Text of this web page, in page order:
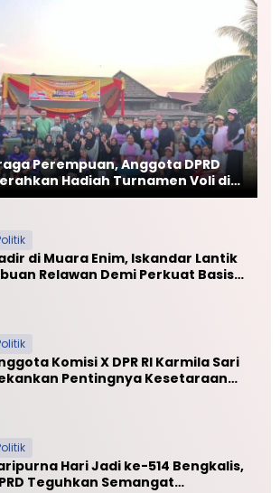
Perempuan, Anggota DPRD
Hadiah Turnamen Voli di
di Muara Enim, Iskandar Lantik
Relawan Demi Perkuat Basis
Komisi X DPR RI Karmila Sari
Pentingnya Kesetaraan
Hari Jadi ke-514 Bengkalis,
Teguhkan Semangat